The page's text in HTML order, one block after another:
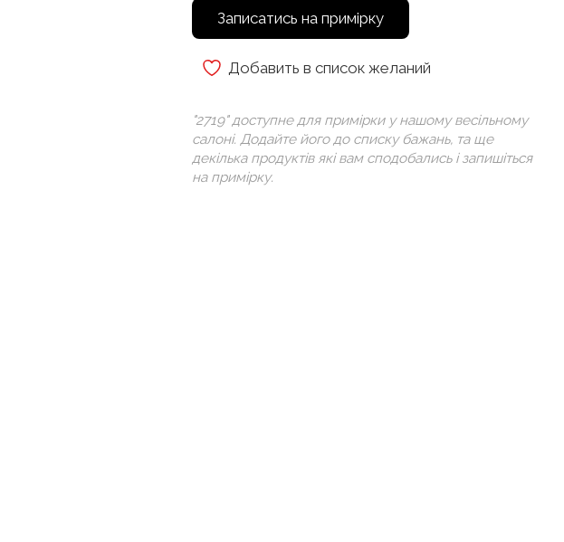
Записатись на примірку
Добавить в список желаний
"2719" доступне для примірки у нашому весільному
салоні. Додайте його до списку бажань, та ще
декілька продуктів які вам сподобались і запишіться
на примірку.